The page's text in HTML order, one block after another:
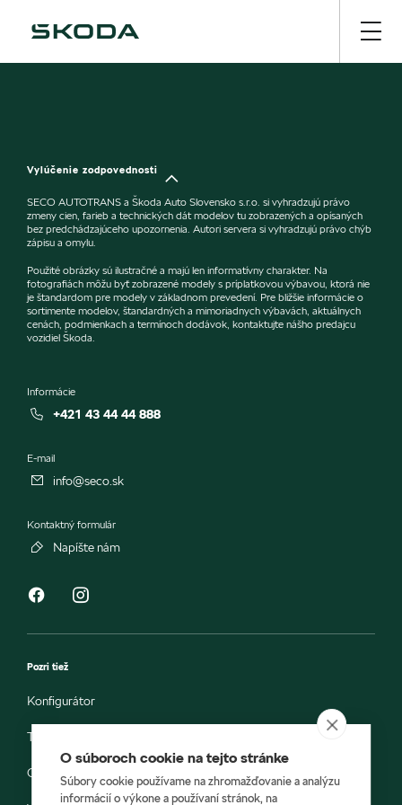
Vylúčenie zodpovednosti
SECO AUTOTRANS a Škoda Auto Slovensko s.r.o. si vyhradzujú právo
zmeny cien, farieb a technických dát modelov tu zobrazených a opísaných
bez predchádzajúceho upozornenia. Autori servera si vyhradzujú právo chýb
zápisu a omylu.
Použité obrázky sú ilustračné a majú len informatívny charakter. Na
fotografiách môžu byť zobrazené modely s príplatkovou výbavou, ktorá nie
je štandardom pre modely v základnom prevedení. Pre bližšie informácie o
sortimente modelov, štandardných a mimoriadnych výbavách, aktuálnych
cenách, podmienkach a termínoch dodávok, kontaktujte nášho predajcu
vozidiel Škoda.
Informácie
+421 43 44 44 888
E-mail
info@seco.sk
Kontaktný formulár
Napíšte nám
Pozri tiež
Konfigurátor
Testovacia jazda
Objednávka do servisu
O súboroch cookie na tejto stránke
Súbory cookie používame na zhromažďovanie a analýzu
informácií o výkone a používaní stránok, na